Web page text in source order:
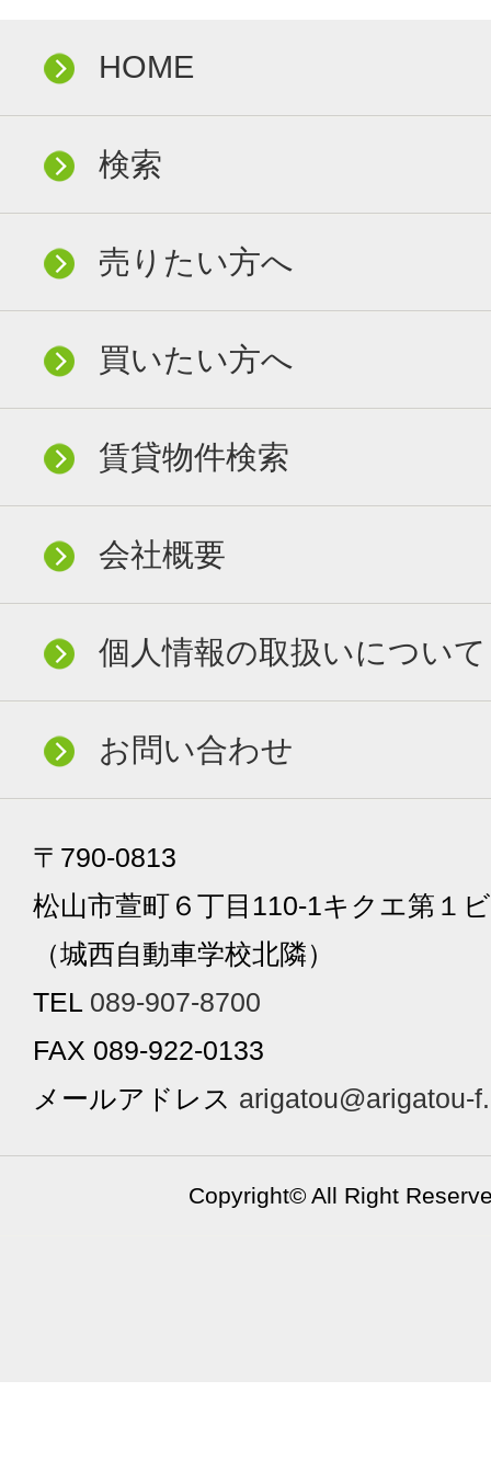
HOME
検索
売りたい方へ
買いたい方へ
賃貸物件検索
会社概要
個人情報の取扱いについて
お問い合わせ
〒790-0813
松山市萱町６丁目110-1キクエ第１
（城西自動車学校北隣）
TEL 089-907-8700
FAX 089-922-0133
メールアドレス arigatou@arigatou-
Copyright© All Right